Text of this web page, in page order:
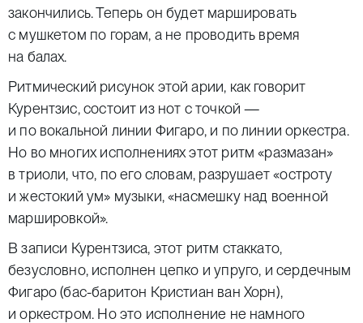
закончились. Теперь он будет маршировать
с мушкетом по горам, а не проводить время
на балах.
Ритмический рисунок этой арии, как говорит
Курентзис, состоит из нот с точкой —
и по вокальной линии Фигаро, и по линии оркестра.
Но во многих исполнениях этот ритм «размазан»
в триоли, что, по его словам, разрушает «остроту
и жестокий ум» музыки, «насмешку над военной
маршировкой».
В записи Курентзиса, этот ритм стаккато,
безусловно, исполнен цепко и упруго, и сердечным
Фигаро (бас-баритон Кристиан ван Хорн),
и оркестром. Но это исполнение не намного